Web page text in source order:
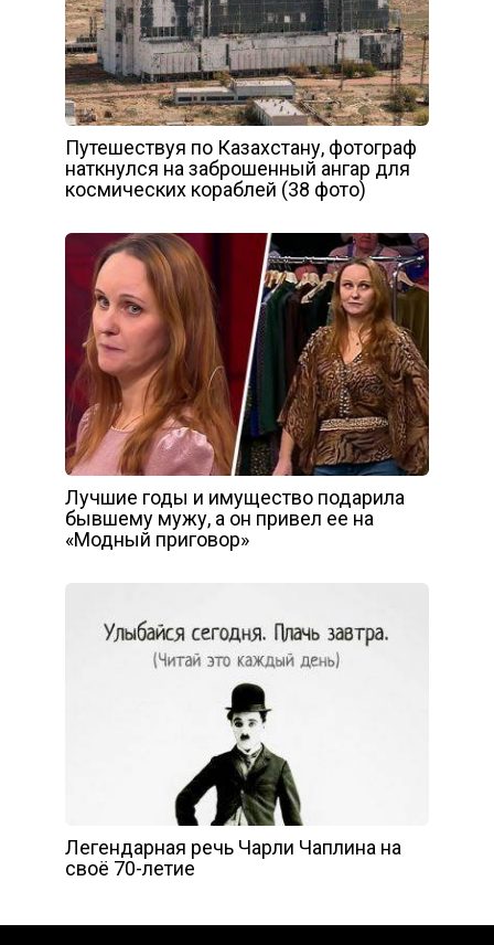
Путешествуя по Казахстану, фотограф
наткнулся на заброшенный ангар для
космических кораблей (38 фото)
Лучшие годы и имущество подарила
бывшему мужу, а он привел ее на
«Модный приговор»
Легендарная речь Чарли Чаплина на
своё 70-летие